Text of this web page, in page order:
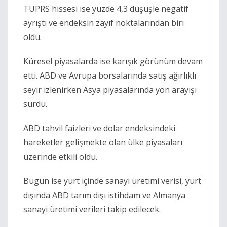
TUPRS hissesi ise yüzde 4,3 düşüşle negatif
ayrıştı ve endeksin zayıf noktalarından biri
oldu.
Küresel piyasalarda ise karışık görünüm devam
etti. ABD ve Avrupa borsalarında satış ağırlıklı
seyir izlenirken Asya piyasalarında yön arayışı
sürdü.
ABD tahvil faizleri ve dolar endeksindeki
hareketler gelişmekte olan ülke piyasaları
üzerinde etkili oldu.
Bugün ise yurt içinde sanayi üretimi verisi, yurt
dışında ABD tarım dışı istihdam ve Almanya
sanayi üretimi verileri takip edilecek.